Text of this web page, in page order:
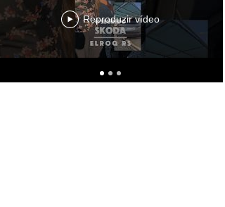
Reproduzir vídeo